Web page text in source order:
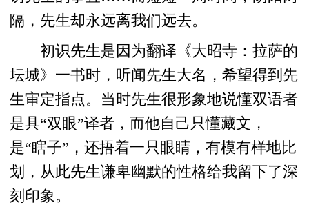
隔，先生却永远离我们远去。
初识先生是因为翻译《大昭寺：拉萨的
坛城》一书时，听闻先生大名，希望得到先
生审定指点。当时先生很形象地说懂双语者
是具“双眼”译者，而他自己只懂藏文，
是“瞎子”，还捂着一只眼睛，有模有样地比
划，从此先生谦卑幽默的性格给我留下了深
刻印象。